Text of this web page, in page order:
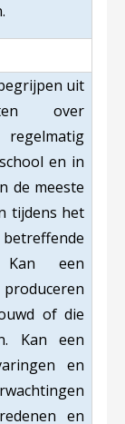
uit
over
en in
de meeste
tijdens het
een
of die
Kan een
en
en